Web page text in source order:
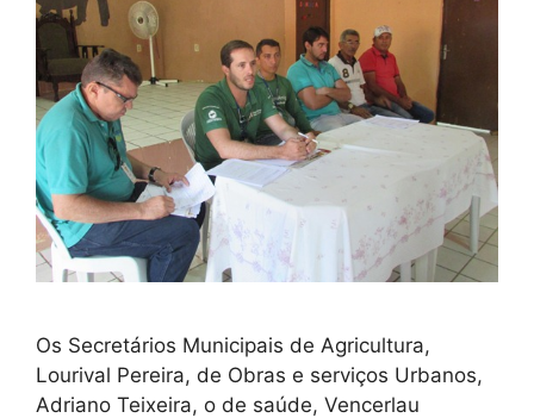
Os Secretários Municipais de Agricultura,
Lourival Pereira, de Obras e serviços Urbanos,
Adriano Teixeira, o de saúde, Vencerlau